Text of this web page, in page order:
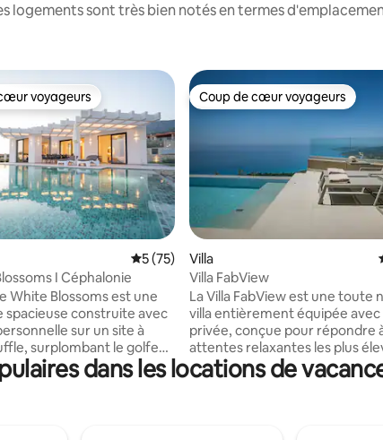
logements sont très bien notés en termes
la base de 15 commentaires : 5 sur 5
voyageurs les plus appréciés
voyageurs
Évaluation moyenne sur la base de 75
5 (75)
I Céphalonie
White Blossoms est une
spacieuse construite avec
sur un site à
surplombant le golfe
le port de Pessada.
la journée, mais aussi
Coup de cœur voyageurs
Coup de cœur voyageurs
Villa
Villa FabView
La Villa FabView est une toute
villa entièrement équipée avec
privée, conçue pour répondre
attentes relaxantes les plus
offrant l'endroit idéal pour vos
d'été de luxe idéales. Que
dans les locations de